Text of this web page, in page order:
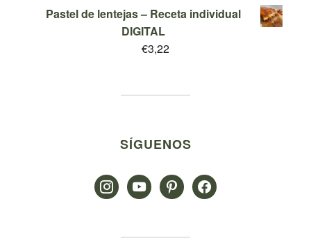
Pastel de lentejas – Receta individual
DIGITAL
€3,22
SÍGUENOS
instagramyoutubepinterestfacebook